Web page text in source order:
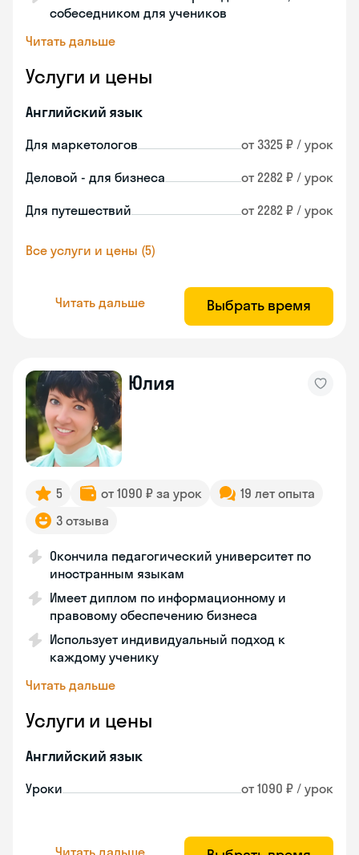
собеседником для учеников
Читать дальше
Услуги и цены
Английский язык
Для маркетологов от 3325 ₽ / урок
Деловой - для бизнеса от 2282 ₽ / урок
Для путешествий от 2282 ₽ / урок
Все услуги и цены (5)
Читать дальше Выбрать время
Юлия
5 от 1090 ₽ за урок
19 лет опыта
3 отзыва
Окончила педагогический университет по
иностранным языкам
Имеет диплом по информационному и
правовому обеспечению бизнеса
Использует индивидуальный подход к
каждому ученику
Читать дальше
Услуги и цены
Английский язык
Уроки от 1090 ₽ / урок
Читать дальше